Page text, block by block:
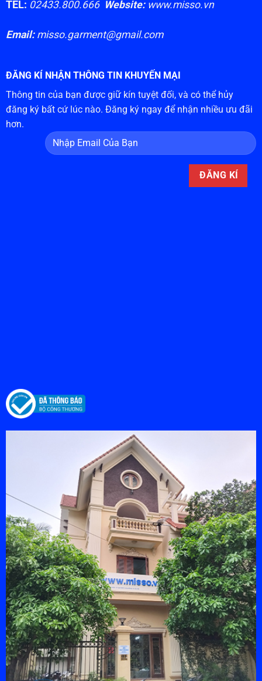
TEL: 02433.800.666 Website:www.misso.vn
Email:misso.garment@gmail.com
ĐĂNG KÍ NHẬN THÔNG TIN KHUYẾN MẠI
Thông tin của bạn được giữ kín tuyệt đối, và có thể hủy
đăng ký bất cứ lúc nào. Đăng ký ngay để nhận nhiều ưu đãi
hơn.